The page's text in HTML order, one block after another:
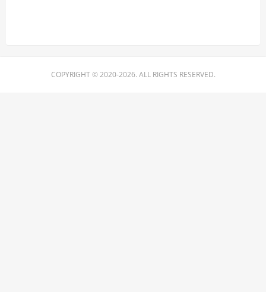
COPYRIGHT © 2020-2026. ALL RIGHTS RESERVED.